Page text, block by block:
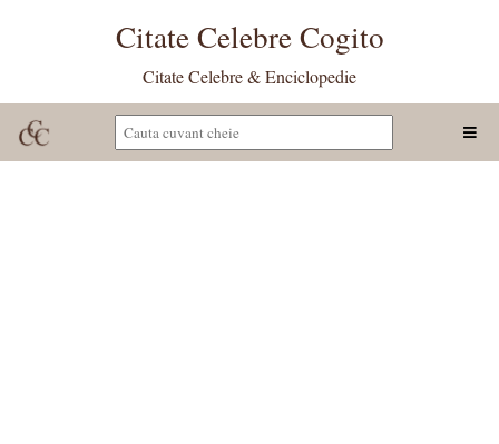
Citate Celebre Cogito
Citate Celebre & Enciclopedie